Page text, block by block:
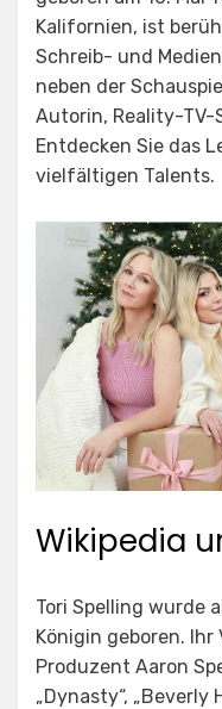
Kalifornien, ist
Schreib- und
neben der
Autorin, Reality-
Entdecken Sie das
vielfältigen Talents.
Wikipedia
Tori Spelling wurde
Königin geboren.
Produzent Aaron
„Dynasty“, „Beverly